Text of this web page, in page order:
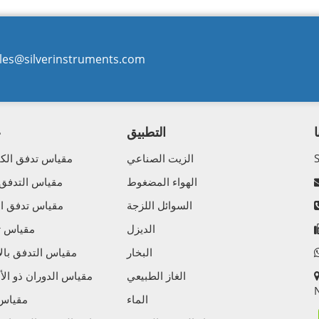
مقياس تدفق
مقياس
مقياس تدفق
مقياس
مقياس التدفق
مقياس الدوران ذو
التطبيق
الزيت الصناعي
الهواء المضغوط
السوائل اللزجة
الديزل
البخار
الغاز الطبيعي
الماء